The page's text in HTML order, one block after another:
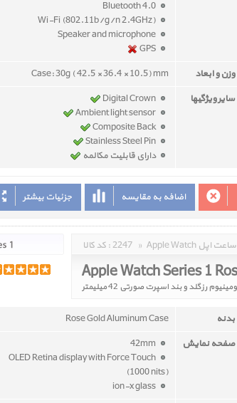
وزن و ابعاد
Case: 30g ( 42.5 × 36.4 × 10.5) mm
سایر ویژگیها
Composite Back
دارای قابلیت مکالمه
جزئیات بیشتر اضافه به مقایسه
کد کالا : 2247 » Apple Watch ساعت اپل
بدنه
Rose Gold Aluminum Case
صفحه نمایش
OLED Retina display with Force Touch
(1000 nits)